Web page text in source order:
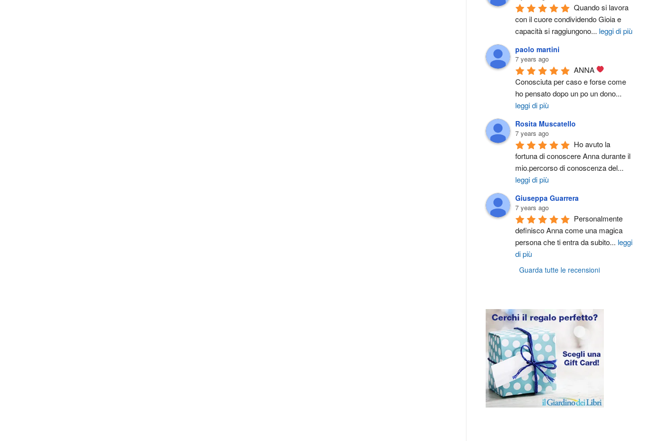
Quando si lavora
con il cuore condividendo Gioia e
capacità si raggiungono... leggi di più
paolo martini
7 years ago
ANNA
Conosciuta per caso e forse come
ho pensato dopo un po un dono...
leggi di più
Rosita Muscatello
7 years ago
Ho avuto la
fortuna di conoscere Anna durante il
mio.percorso di conoscenza del...
leggi di più
Giuseppa Guarrera
7 years ago
Personalmente
definisco Anna come una magica
persona che ti entra da subito... leggi
di più
Guarda tutte le recensioni